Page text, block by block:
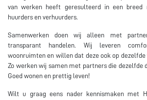
van werken heeft geresulteerd in een breed
huurders en verhuurders.
Samenwerken doen wij alleen met
transparant handelen. Wij leveren
woonruimten en willen dat deze ook op dezelfde
Zo werken wij samen met partners die dezelfde
Goed wonen en prettig leven!
Wilt u graag eens nader kennismaken met